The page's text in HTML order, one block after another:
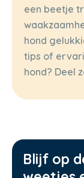
een beetje
hond
tips of
hond? Deel
Blijf op